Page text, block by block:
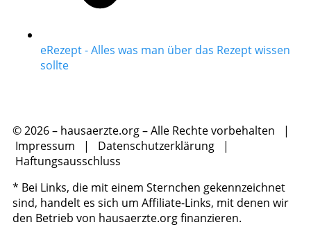
eRezept - Alles was man über das Rezept wissen
sollte
© 2026 – hausaerzte.org – Alle Rechte vorbehalten |
Impressum | Datenschutzerklärung |
Haftungsausschluss
* Bei Links, die mit einem Sternchen gekennzeichnet
sind, handelt es sich um Affiliate-Links, mit denen wir
den Betrieb von hausaerzte.org finanzieren.